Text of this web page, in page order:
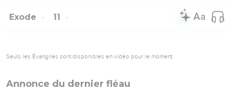
Exode 11
Seuls les Évangiles sont disponibles en vidéo pour le moment.
Annonce du dernier fléau